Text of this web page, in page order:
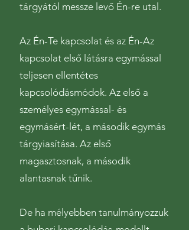
tárgyától messze levő Én-re utal.
Az Én-Te kapcsolat és az Én-Az
kapcsolat első látásra egymással
teljesen ellentétes
kapcsolódásmódok. Az első a
személyes egymással- és
egymásért-lét, a második egymás
tárgyiasítása. Az első
magasztosnak, a második
alantasnak tűnik.
De ha mélyebben tanulmányozzuk